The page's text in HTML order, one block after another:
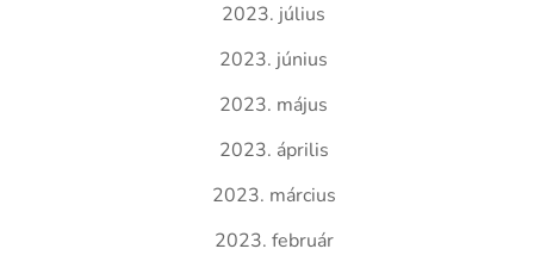
2023. július
2023. június
2023. május
2023. április
2023. március
2023. február